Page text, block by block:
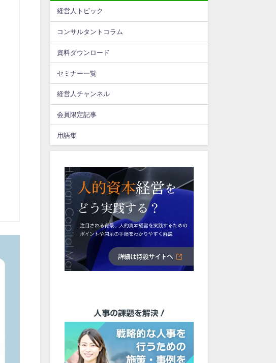
経営人トピック
コンサルタントコラム
資料ダウンロード
セミナー一覧
経営人チャンネル
会員限定記事
用語集